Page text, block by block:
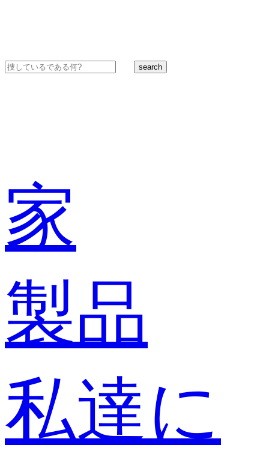
search
家
製品
私達に